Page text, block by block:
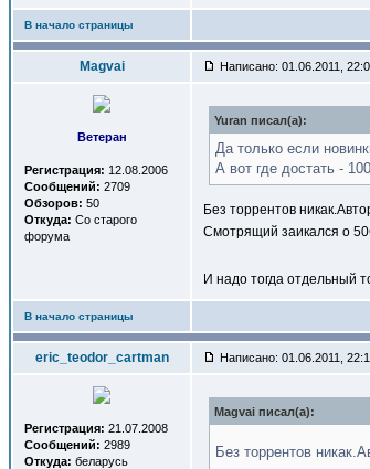
В начало страницы
Magvai Написано: 01.06.2011,
Ветеран
Регистрация: 12.08.2006
Сообщений: 2709
Обзоров: 50
Откуда: Со старого
форума
Yuran писал(a):
Да только если
А вот где достать -
Без торрентов
Смотрящий заикался о
И надо тогда отдельный
В начало страницы
eric_teodor_cartman Написано: 01.06.2011,
Регистрация: 21.07.2008
Сообщений: 2989
Откуда: беларусь
Magvai писал(a):
Без торрентов